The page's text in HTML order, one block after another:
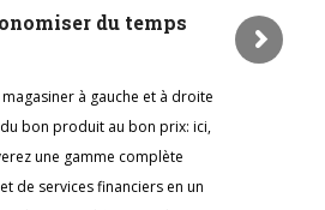
du temps
à gauche et à droite
bon produit au bon prix: ici,
une gamme complète
de services financiers en un